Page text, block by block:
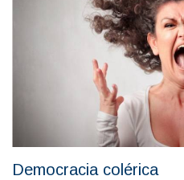
Democracia colérica